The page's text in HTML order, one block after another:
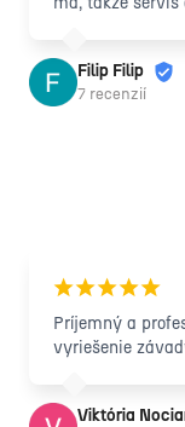
Filip Filip
7 recenzií
¡¡¡¡¡
Príjemný a
vyriešenie
Viktória